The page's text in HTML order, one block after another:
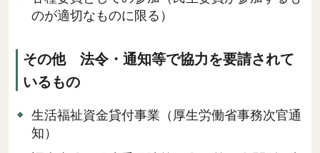
のが適切なものに限る）
その他 法令・通知等で協力を要請されて
いるもの
生活福祉資金貸付事業（厚生労働省事務次官通
知）